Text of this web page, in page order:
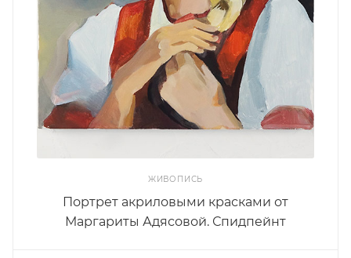
ЖИВОПИСЬ
Портрет акриловыми красками от
Маргариты Адясовой. Спидпейнт